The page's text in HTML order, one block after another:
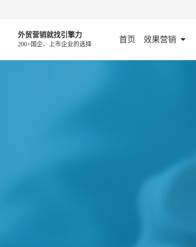
外贸营销就找引擎力
200+国企、上市企业的选择
首页 效果营销